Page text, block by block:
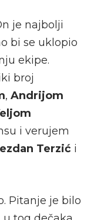
je najbolji
bi se uklopio
ekipe.
broj
, Andrijom
i verujem
Terzić i
Pitanje je bilo